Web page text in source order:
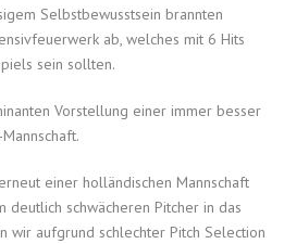
Selbstbewusstsein brannten
ab, welches mit 6 Hits
sein sollten.
Vorstellung einer immer besser
einer holländischen Mannschaft
deutlich schwächeren Pitcher in das
wir aufgrund schlechter Pitch Selection